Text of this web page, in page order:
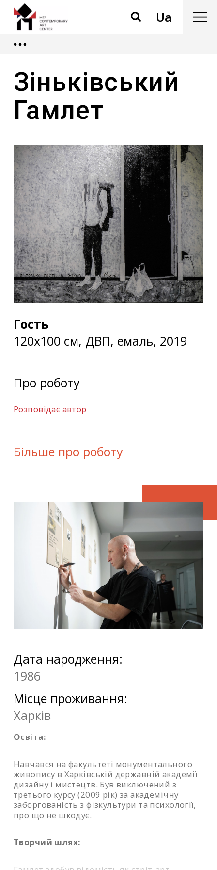
Ua
Зіньківський
Гамлет
Гость
120х100 см, ДВП, емаль, 2019
Про роботу
Розповідає автор
Більше про роботу
Дата народження:
1986
Місце проживання:
Харків
Освіта:
Навчався на факультеті монументального
живопису в Харківській державній академії
дизайну і мистецтв. Був виключений з
третього курсу (2009 рік) за академічну
заборгованість з фізкультури та психології,
про що не шкодує.
Творчий шлях: